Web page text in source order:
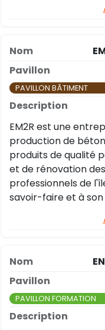
PAVILLON BÂTIMENT
EM2R est une entreprise spécialisée dans la
production de
produits de qualité
et de rénovation
professionnels de
savoir-faire et à son
de sa clientèle.
de qualité
secteur de la
PAVILLON FORMATION